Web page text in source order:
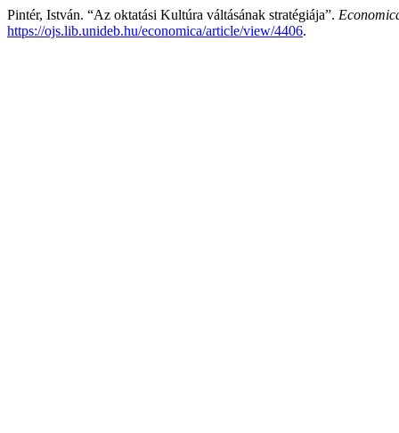
Pintér, István. “Az oktatási Kultúra váltásának stratégiája”.
https://ojs.lib.unideb.hu/economica/article/view/4406.